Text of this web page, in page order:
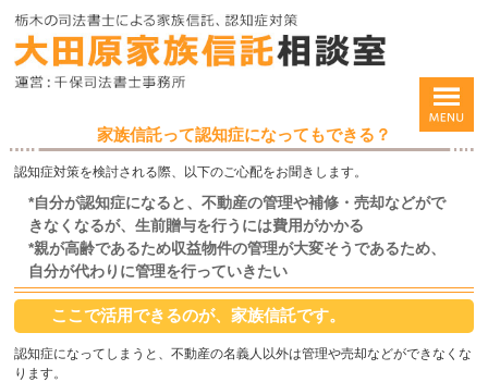
家族信託って認知症になってもできる？
認知症対策を検討される際、以下のご心配をお聞きします。
*自分が認知症になると、不動産の管理や補修・売却などがで
きなくなるが、生前贈与を行うには費用がかかる
*親が高齢であるため収益物件の管理が大変そうであるため、
自分が代わりに管理を行っていきたい
ここで活用できるのが、家族信託です。
認知症になってしまうと、不動産の名義人以外は管理や売却などができなくな
ります。